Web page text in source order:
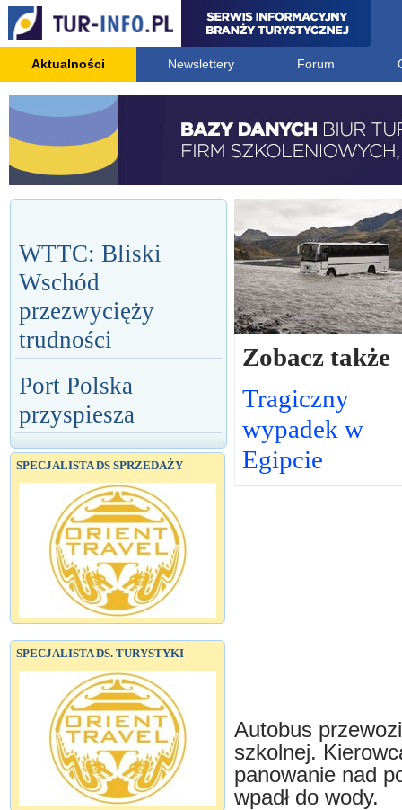
Aktualności Newslettery Forum
WTTC: Bliski
Wschód
przezwycięży
trudności
Port Polska
przyspiesza
SPECJALISTA DS SPRZEDAŻY
SPECJALISTA DS. TURYSTYKI
Zobacz także
Tragiczny
wypadek w
Egipcie
Autobus
szkolnej.
panowanie nad
wpadł do wody.